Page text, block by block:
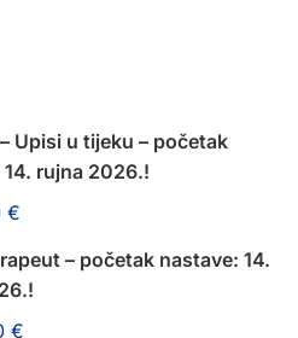
Upisi u tijeku – početak
rujna 2026.!
€
– početak nastave: 14.
€